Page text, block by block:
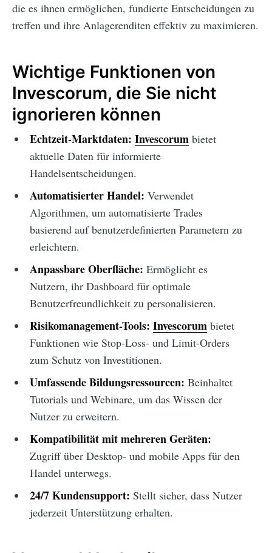
die es ihnen ermöglichen, fundierte Entscheidungen zu
treffen und ihre Anlagerenditen effektiv zu maximieren.
Wichtige Funktionen von
Invescorum, die Sie nicht
ignorieren können
Echtzeit-Marktdaten: Invescorumbietet
aktuelle Daten für informierte
Handelsentscheidungen.
Automatisierter Handel: Verwendet
Algorithmen, um automatisierte Trades
basierend auf benutzerdefinierten Parametern zu
erleichtern.
Anpassbare Oberfläche: Ermöglicht es
Nutzern, ihr Dashboard für optimale
Benutzerfreundlichkeit zu personalisieren.
Risikomanagement-Tools: Invescorumbietet
Funktionen wie Stop-Loss- und Limit-Orders
zum Schutz von Investitionen.
Umfassende Bildungsressourcen: Beinhaltet
Tutorials und Webinare, um das Wissen der
Nutzer zu erweitern.
Kompatibilität mit mehreren Geräten:
Zugriff über Desktop- und mobile Apps für den
Handel unterwegs.
24/7 Kundensupport: Stellt sicher, dass Nutzer
jederzeit Unterstützung erhalten.